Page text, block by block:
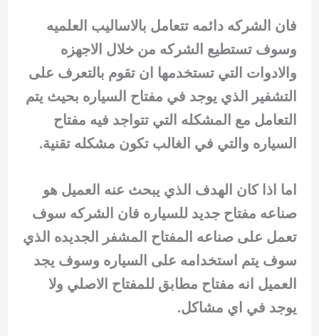
فان الشركه دائمه تتعامل بالاساليب العلميه
وسوف تستطيع الشركه من خلال الاجهزه
والادوات التي تستخدمها ان تقوم بالتعرف على
التشفير الذي يوجد في مفتاح السياره بحيث يتم
التعامل مع المشكله التي تتواجد فيه مفتاح
السياره والتي في الغالب تكون مشكله تقنية.
اما اذا كان الهدف الذي يبحث عنه العميل هو
صناعه مفتاح جديد للسياره فان الشركه سوف
تعمل على صناعه المفتاح المشفر الجديده الذي
سوف يتم استخدامه على السياره وسوف يجد
العميل انه مفتاح مطابق للمفتاح الاصلي ولا
يوجد في اي مشاكل.